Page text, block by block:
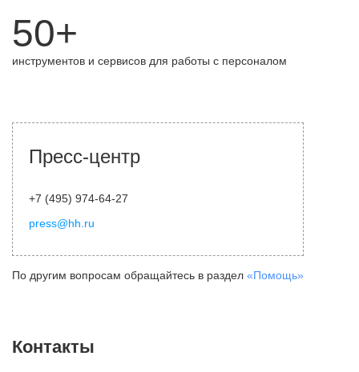
50+
инструментов и сервисов для работы с персоналом
Пресс-центр
+7 (495) 974-64-27
press@hh.ru
По другим вопросам обращайтесь в раздел «Помощь»
Контакты